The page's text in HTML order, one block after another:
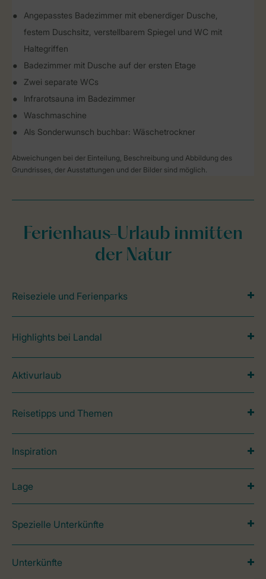
Angepasstes Badezimmer mit ebenerdiger Dusche,
festem Duschsitz, verstellbarem Spiegel und WC mit
Haltegriffen
Badezimmer mit Dusche auf der ersten Etage
Zwei separate WCs
Infrarotsauna im Badezimmer
Waschmaschine
Als Sonderwunsch buchbar: Wäschetrockner
Abweichungen bei der Einteilung, Beschreibung und Abbildung des
Grundrisses, der Ausstattungen und der Bilder sind möglich.
Ferienhaus-Urlaub inmitten
der Natur
Reiseziele und Ferienparks
Highlights bei Landal
Aktivurlaub
Reisetipps und Themen
Inspiration
Lage
Spezielle Unterkünfte
Unterkünfte